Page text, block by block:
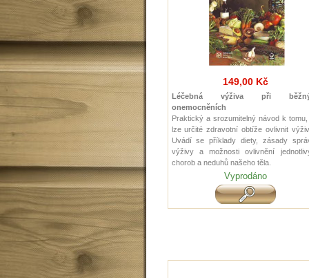
149,00 Kč
Léčebná výživa při
onemocněních
Praktický a srozumitelný návod k
lze určité zdravotní obtíže ovlivnit
Uvádí se příklady diety, zásady
výživy a možnosti ovlivnění
chorob a neduhů našeho těla.
Vyprodáno